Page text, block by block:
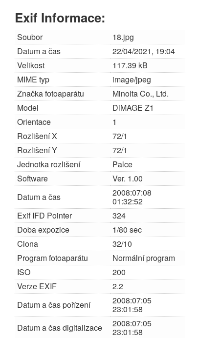
Exif Informace:
Soubor
18.jpg
Datum a čas
22/04/2021, 19:04
Velikost
117.39 kB
MIME typ
image/jpeg
Značka fotoaparátu
Minolta Co., Ltd.
Model
DiMAGE Z1
Orientace
1
Rozlišení X
72/1
Rozlišení Y
72/1
Jednotka rozlišení
Palce
Software
Ver. 1.00
Datum a čas
2008:07:08
01:32:52
Exif IFD Pointer
324
Doba expozice
1/80 sec
Clona
32/10
Program fotoaparátu
Normální program
ISO
200
Verze EXIF
2.2
Datum a čas pořízení
2008:07:05
23:01:58
Datum a čas digitalizace
2008:07:05
23:01:58